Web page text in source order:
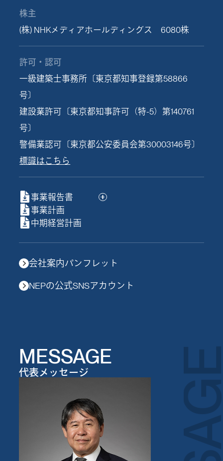
事業報告書
事業計画
中期経営計画
株主
(株) NHKメディアホールディングス 6080株
許可・認可
一級建築士事務所〔東京都知事登録第58866
号〕
建設業許可〔東京都知事許可（特-5）第140761
号〕
警備業認可〔東京都公安委員会第30003146号〕
標識はこちら
会社案内パンフレット
NEPの公式SNSアカウント
MESSAGE
代表メッセージ